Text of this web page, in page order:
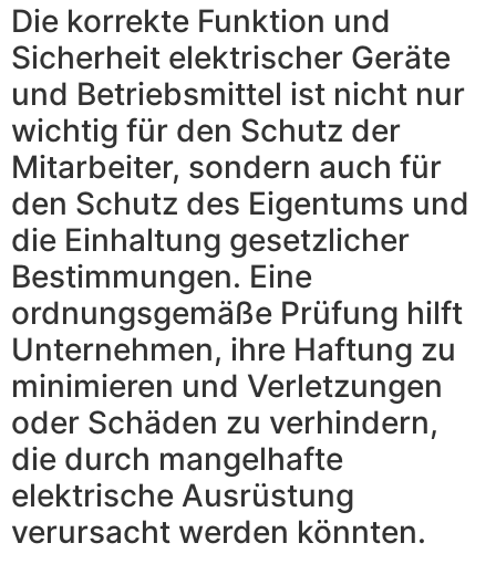
Die korrekte Funktion und
Sicherheit elektrischer Geräte
und Betriebsmittel ist nicht nur
wichtig für den Schutz der
Mitarbeiter, sondern auch für
den Schutz des Eigentums und
die Einhaltung gesetzlicher
Bestimmungen. Eine
ordnungsgemäße Prüfung hilft
Unternehmen, ihre Haftung zu
minimieren und Verletzungen
oder Schäden zu verhindern,
die durch mangelhafte
elektrische Ausrüstung
verursacht werden könnten.